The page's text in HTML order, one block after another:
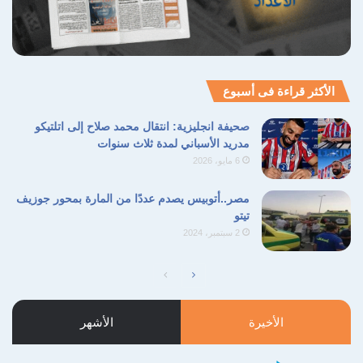
القوات الجنوبية حقوق الإنسان
نسخ الرابط
الأكثر قراءة فى أسبوع
صحيفة انجليزية: انتقال محمد صلاح إلى اتلتيكو
مدريد الأسباني لمدة ثلاث سنوات
6 مايو، 2026
مصر..أتوبيس يصدم عددًا من المارة بمحور جوزيف
تيتو
2 سبتمبر، 2024
الصفحة
السابقة
الصفحة
التالية
الأخيرة الأشهر